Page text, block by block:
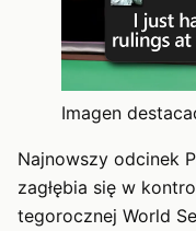
Imagen
Najnowszy odcinek
zagłębia się w
tegorocznej World